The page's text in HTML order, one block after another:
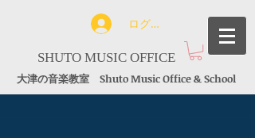
ログイン
SHUTO MUSIC OFFICE
大津の音楽教室 Shuto Music Office & School